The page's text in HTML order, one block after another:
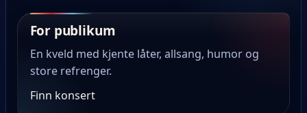
For publikum
En kveld med kjente låter, allsang, humor og
store refrenger.
Finn konsert